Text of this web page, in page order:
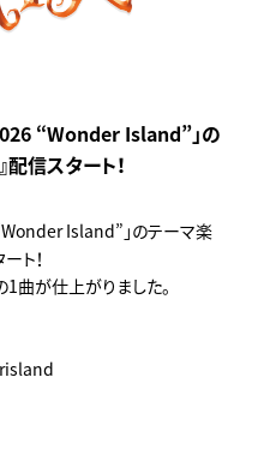
“Wonder Island”」の
信スタート！
Island”」のテーマ楽
ト！
曲が仕上がりました。